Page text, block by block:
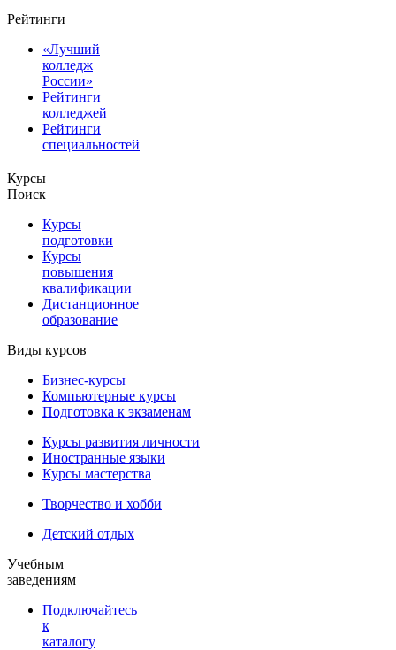
Рейтинги
«Лучший
колледж
России»
Рейтинги
колледжей
Рейтинги
специальностей
Курсы
Поиск
Курсы
подготовки
Курсы
повышения
квалификации
Дистанционное
образование
Виды курсов
Бизнес-курсы
Компьютерные курсы
Подготовка к экзаменам
Курсы развития личности
Иностранные языки
Курсы мастерства
Творчество и хобби
Детский отдых
Учебным
заведениям
Подключайтесь
к
каталогу